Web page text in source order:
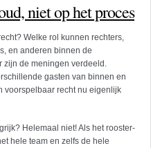
niet op het proces
Welke rol kunnen rechters,
en anderen binnen de
zijn de meningen verdeeld.
gasten van binnen en
voorspelbaar recht nu eigenlijk
Helemaal niet! Als het rooster-
hele team en zelfs de hele